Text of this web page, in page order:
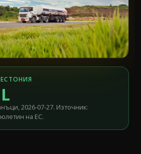
2026-07-27. Източник:
на ЕС.